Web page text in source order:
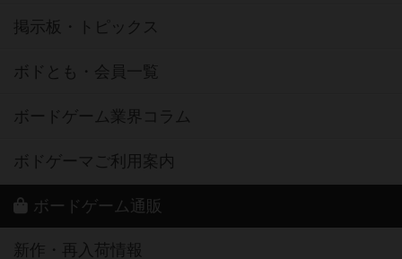
掲示板・トピックス
ボドとも・会員一覧
ボードゲーム業界コラム
ボドゲーマご利用案内
ボードゲーム通販
新作・再入荷情報